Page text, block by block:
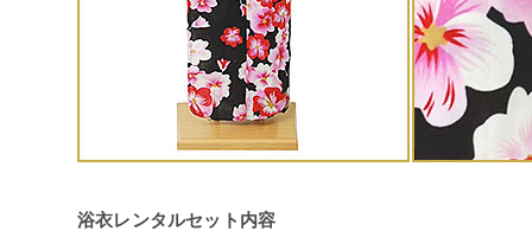
浴衣レンタルセット内容